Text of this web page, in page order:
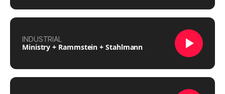
INDUSTRIAL
Ministry + Rammstein + Stahlmann